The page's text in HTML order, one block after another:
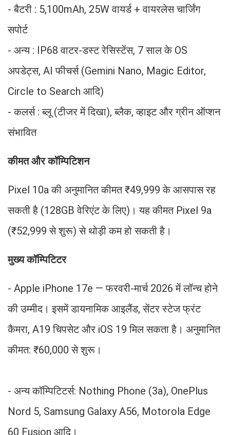
- बैटरी : 5,100mAh, 25W वायर्ड + वायरलेस चार्जिंग
सपोर्ट
- अन्य : IP68 वाटर-डस्ट रेसिस्टेंस, 7 साल के OS
अपडेट्स, AI फीचर्स (Gemini Nano, Magic Editor,
Circle to Search आदि)
- कलर्स : ब्लू (टीजर में दिखा), ब्लैक, व्हाइट और ग्रीन ऑप्शन
संभावित
कीमत और कॉम्पिटिशन
Pixel 10a की अनुमानित कीमत ₹49,999 के आसपास रह
सकती है (128GB वेरिएंट के लिए)। यह कीमत Pixel 9a
(₹52,999 से शुरू) से थोड़ी कम हो सकती है।
मुख्य कॉम्पिटिटर
- Apple iPhone 17e — फरवरी-मार्च 2026 में लॉन्च होने
की उम्मीद। इसमें डायनामिक आइलैंड, सेंटर स्टेज फ्रंट
कैमरा, A19 चिपसेट और iOS 19 मिल सकता है। अनुमानित
कीमत: ₹60,000 से शुरू।
- अन्य कॉम्पिटिटर्स: Nothing Phone (3a), OnePlus
Nord 5, Samsung Galaxy A56, Motorola Edge
60 Fusion आदि।